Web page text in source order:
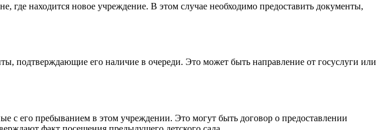
где находится новое учреждение. В этом случае необходимо предоставить документы,
подтверждающие его наличие в очереди. Это может быть направление от госуслуги или
с его пребыванием в этом учреждении. Это могут быть договор о предоставлении